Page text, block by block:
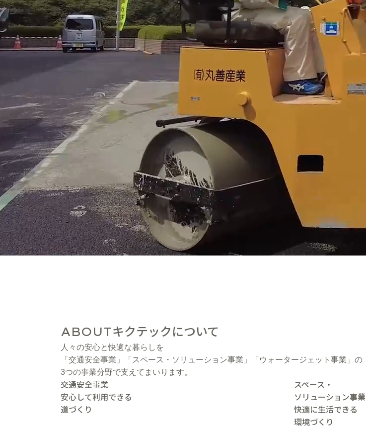
ABOUTキクテックについて
人々の安心と快適な暮らしを
「交通安全事業」「スペース・ソリューション事業」「ウォータージェット事業」の
3つの事業分野で支えてまいります。
交通安全事業
安心して利用できる
道づくり
スペース・
ソリューション事業
快適に生活できる
環境づくり